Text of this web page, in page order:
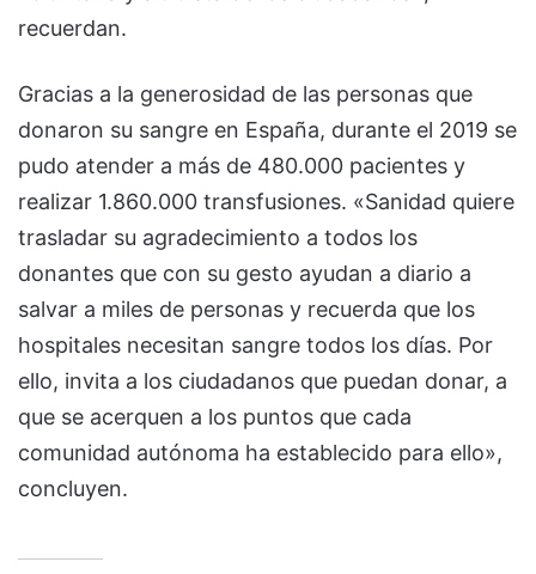
recuerdan.
Gracias a la generosidad de las personas que
donaron su sangre en España, durante el 2019 se
pudo atender a más de 480.000 pacientes y
realizar 1.860.000 transfusiones. «Sanidad quiere
trasladar su agradecimiento a todos los
donantes que con su gesto ayudan a diario a
salvar a miles de personas y recuerda que los
hospitales necesitan sangre todos los días. Por
ello, invita a los ciudadanos que puedan donar, a
que se acerquen a los puntos que cada
comunidad autónoma ha establecido para ello»,
concluyen.